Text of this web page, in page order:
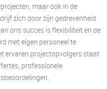
maar ook in de
zich door zijn gedrevenheid
ons succes is flexibiliteit en de
met eigen personeel te
ervaren projectopvolgers staat
professionele